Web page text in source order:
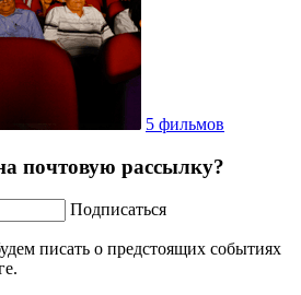
5 фильмов
почтовую рассылку?
Подписаться
писать о предстоящих событиях